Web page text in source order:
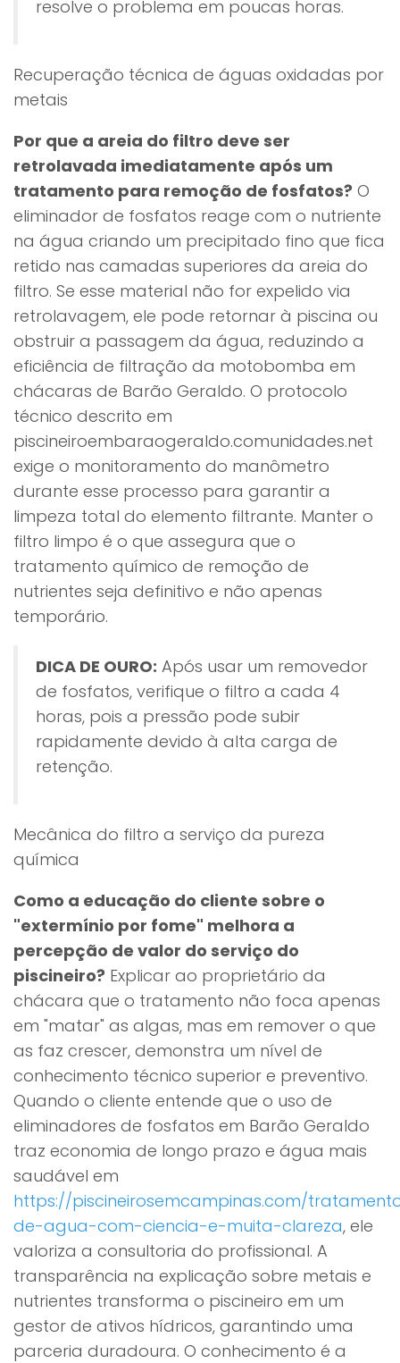
resolve o problema em poucas horas.
Recuperação técnica de águas oxidadas por
metais
Por que a areia do filtro deve ser
retrolavada imediatamente após um
tratamento para remoção de fosfatos? O
eliminador de fosfatos reage com o nutriente
na água criando um precipitado fino que fica
retido nas camadas superiores da areia do
filtro. Se esse material não for expelido via
retrolavagem, ele pode retornar à piscina ou
obstruir a passagem da água, reduzindo a
eficiência de filtração da motobomba em
chácaras de Barão Geraldo. O protocolo
técnico descrito em
piscineiroembaraogeraldo.comunidades.net
exige o monitoramento do manômetro
durante esse processo para garantir a
limpeza total do elemento filtrante. Manter o
filtro limpo é o que assegura que o
tratamento químico de remoção de
nutrientes seja definitivo e não apenas
temporário.
DICA DE OURO: Após usar um removedor
de fosfatos, verifique o filtro a cada 4
horas, pois a pressão pode subir
rapidamente devido à alta carga de
retenção.
Mecânica do filtro a serviço da pureza
química
Como a educação do cliente sobre o
"extermínio por fome" melhora a
percepção de valor do serviço do
piscineiro? Explicar ao proprietário da
chácara que o tratamento não foca apenas
em "matar" as algas, mas em remover o que
as faz crescer, demonstra um nível de
conhecimento técnico superior e preventivo.
Quando o cliente entende que o uso de
eliminadores de fosfatos em Barão Geraldo
traz economia de longo prazo e água mais
saudável em
https://piscineirosemcampinas.com/
de-agua-com-ciencia-e-muita-clareza, ele
valoriza a consultoria do profissional. A
transparência na explicação sobre metais e
nutrientes transforma o piscineiro em um
gestor de ativos hídricos, garantindo uma
parceria duradoura. O conhecimento é a